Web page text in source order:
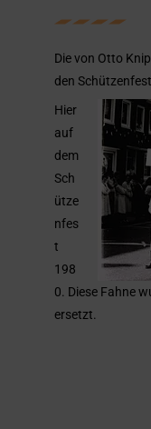
Die von Otto
den
Hier
auf
dem
Sch
ütze
nfes
t
198
0. Diese Fahne
ersetzt.